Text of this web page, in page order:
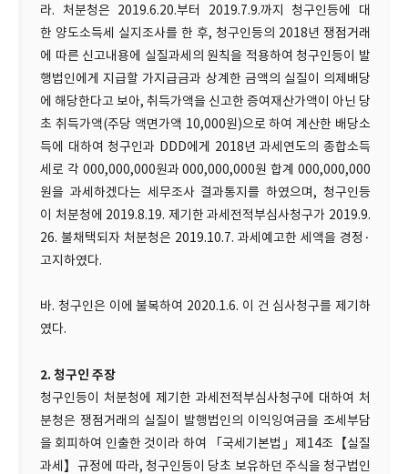
라. 처분청은 2019.6.20.부터 2019.7.9.까지 청구인등에 대
한 양도소득세 실지조사를 한 후, 청구인등의 2018년 쟁점거래
에 따른 신고내용에 실질과세의 원칙을 적용하여 청구인등이 발
행법인에게 지급할 가지급금과 상계한 금액의 실질이 의제배당
에 해당한다고 보아, 취득가액을 신고한 증여재산가액이 아닌 당
초 취득가액(주당 액면가액 10,000원)으로 하여 계산한 배당소
득에 대하여 청구인과 DDD에게 2018년 과세연도의 종합소득
세로 각 000,000,000원과 000,000,000원 합계 000,000,000
원을 과세하겠다는 세무조사 결과통지를 하였으며, 청구인등
이 처분청에 2019.8.19. 제기한 과세전적부심사청구가 2019.9.
26. 불채택되자 처분청은 2019.10.7. 과세예고한 세액을 경정·
고지하였다.
바. 청구인은 이에 불복하여 2020.1.6. 이 건 심사청구를 제기하
였다.
2. 청구인 주장
청구인등이 처분청에 제기한 과세전적부심사청구에 대하여 처
분청은 쟁점거래의 실질이 발행법인의 이익잉여금을 조세부담
을 회피하여 인출한 것이라 하여 「국세기본법」제14조【실질
과세】규정에 따라, 청구인등이 당초 보유하던 주식을 청구법인